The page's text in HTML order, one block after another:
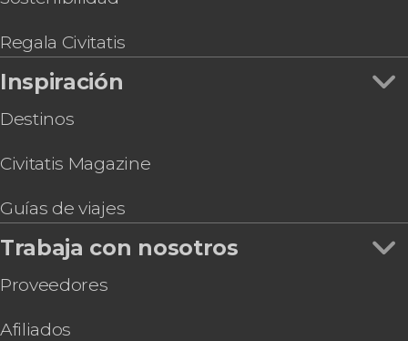
Misa Góspel + Recorrido por Harlem
Regala Civitatis
Inspiración
Destinos
Civitatis Magazine
Guías de viajes
Trabaja con nosotros
Proveedores
Afiliados